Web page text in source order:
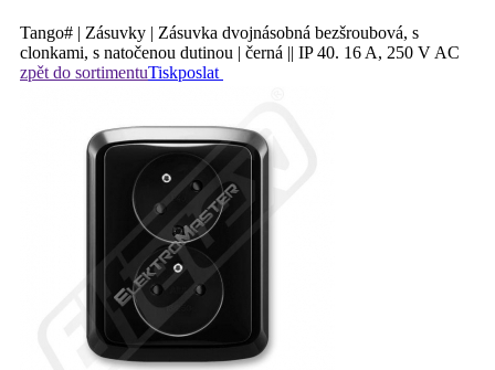
Tango# | Zásuvky | Zásuvka dvojnásobná bezšroubová, s
clonkami, s natočenou dutinou | černá || IP 40. 16 A, 250 V AC
zpět do sortimentuTiskposlat